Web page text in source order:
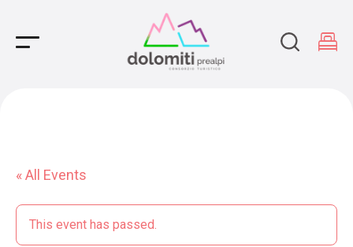
Main Navigation
« All Events
This event has passed.